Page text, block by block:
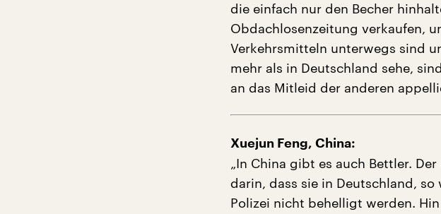
die einfach nur den Becher
Obdachlosenzeitung verkaufen,
Verkehrsmitteln unterwegs sind
mehr als in Deutschland sehe,
an das Mitleid der anderen
Xuejun Feng, China:
„In China gibt es auch Bettler.
darin, dass sie in Deutschland,
Polizei nicht behelligt werden.